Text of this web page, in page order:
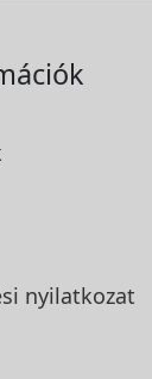
nyilatkozat